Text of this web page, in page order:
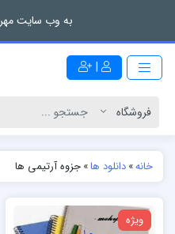
به وب سایت
|
خانه»دانلود ها»جزوه آرتیمی ها
ویژه